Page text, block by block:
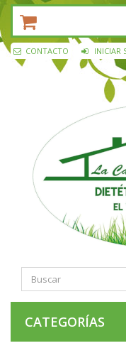
CONTACTO INICIAR
CATEGORÍAS